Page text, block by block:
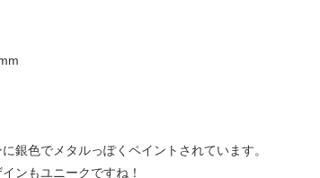
銀色でメタルっぽくペイントされています。
ンもユニークですね！